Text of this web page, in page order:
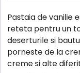
Pastaia de vanilie
reteta pentru un
deserturile si
porneste de la
creme si alte